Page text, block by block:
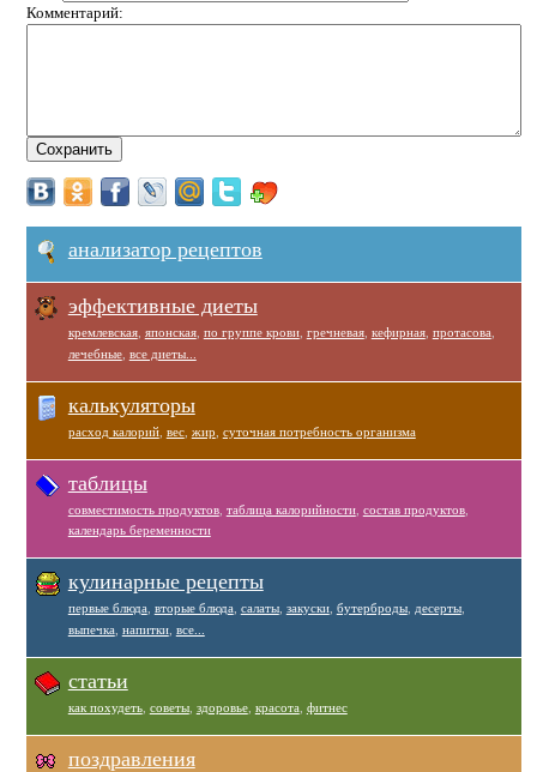
Комментарий:
анализатор рецептов
эффективные диеты
кремлевская, японская, по группе крови, гречневая, кефирная, протасова
лечебные, все диеты...
калькуляторы
расход калорий, вес, жир суточная потребность организма
таблицы
совместимость продуктов, таблица калорийности, состав продуктов,
календарь беременности
кулинарные рецепты
первые блюда вторые блюда салаты, закуски, бутерброды, десерты,
выпечка напитки, все...
статьи
как похудеть, советы, здоровье, красота фитнес
поздравления